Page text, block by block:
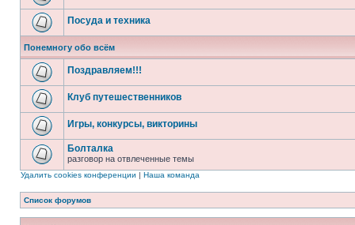
Посуда и техника
Понемногу обо всём
Поздравляем!!!
Клуб путешественников
Игры, конкурсы, викторины
Болталка
разговор на отвлеченные темы
Удалить cookies конференции | Наша команда
Список форумов